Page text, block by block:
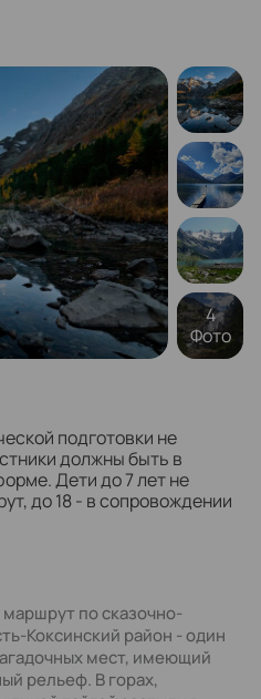
4
Фото
подготовки не
должны быть в
Дети до 7 лет не
до 18 - в сопровождении
по сказочно-
Коксинский район - один
мест, имеющий
рельеф. В горах,